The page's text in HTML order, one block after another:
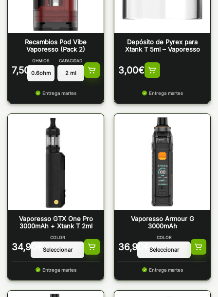
Recambios Pod Vibe
Vaporesso (Pack 2)
7,50 €
OHMIOS CAPACIDAD
Entrega martes
Depósito de Pyrex para
Xtank T 5ml – Vaporesso
3,00€
Entrega martes
Vaporesso GTX One Pro
3000mAh + Xtank T 2ml
34,90
COLOR
Entrega martes
Vaporesso Armour G
3000mAh
36,90
COLOR
Entrega martes